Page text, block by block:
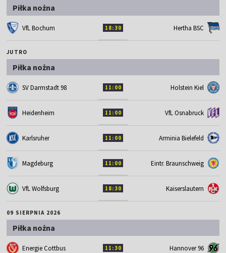
Piłka nożna
VfL Bochum 18:30 Hertha BSC
JUTRO
Piłka nożna
SV Darmstadt 98 11:00 Holstein Kiel
Heidenheim 11:00 VfL Osnabruck
Karlsruher 11:00 Arminia Bielefeld
Magdeburg 11:00 Eintr. Braunschweig
VfL Wolfsburg 18:30 Kaiserslautern
09 SIERPNIA 2026
Piłka nożna
Energie Cottbus 11:30 Hannover 96